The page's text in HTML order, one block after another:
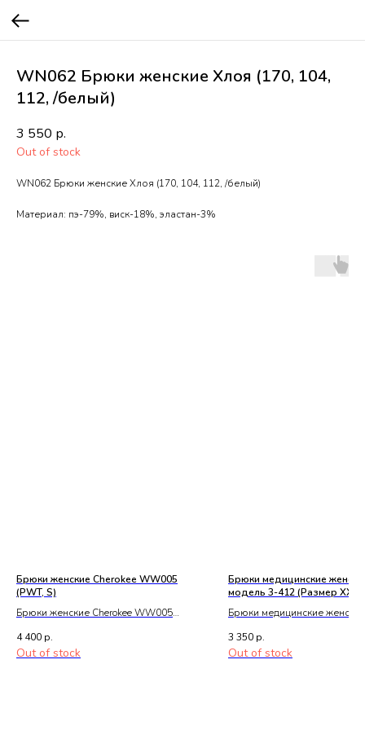
WN062 Брюки женские Хлоя (170, 104,
112, /белый)
3 550 р.
Out of stock
WN062 Брюки женские Хлоя (170, 104, 112, /белый)
Материал: пэ-79%, виск-18%, эластан-3%
Брюки женские Cherokee WW005
(PWT, S)
Брюки женские Cherokee WW005
4 400 р.
Out of stock
Брюки медицинские
модель 3-412 (Размер XXL,
Брюки медицинские
3 350 р.
Out of stock